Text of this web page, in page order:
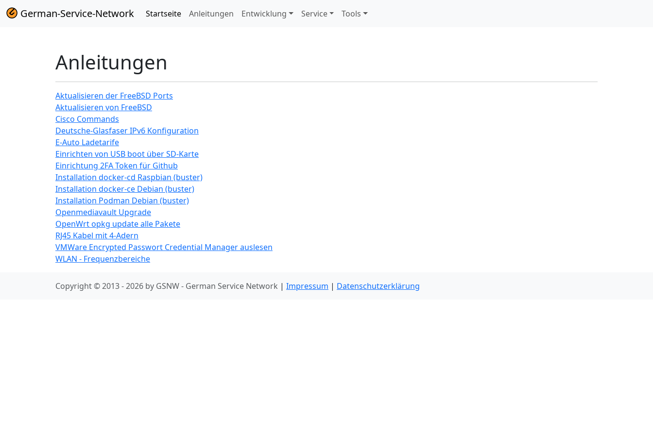
German-Service-Network Startseite Anleitungen Entwicklung Service Tools
Anleitungen
Aktualisieren der FreeBSD Ports
Aktualisieren von FreeBSD
Cisco Commands
Deutsche-Glasfaser IPv6 Konfiguration
E-Auto Ladetarife
Einrichten von USB boot über SD-Karte
Einrichtung 2FA Token für Github
Installation docker-cd Raspbian (buster)
Installation docker-ce Debian (buster)
Installation Podman Debian (buster)
Openmediavault Upgrade
OpenWrt opkg update alle Pakete
RJ45 Kabel mit 4-Adern
VMWare Encrypted Passwort Credential Manager auslesen
WLAN - Frequenzbereiche
Copyright © 2013 - 2026 by GSNW - German Service Network | Impressum | Datenschutzerklärung